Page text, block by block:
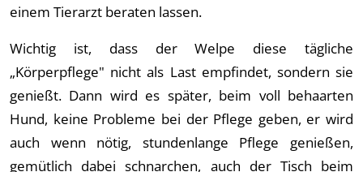
einem Tierarzt beraten lassen.
Wichtig ist, dass der Welpe diese tägliche
„Körperpflege" nicht als Last empfindet, sondern sie
genießt. Dann wird es später, beim voll behaarten
Hund, keine Probleme bei der Pflege geben, er wird
auch wenn nötig, stundenlange Pflege genießen,
gemütlich dabei schnarchen, auch der Tisch beim